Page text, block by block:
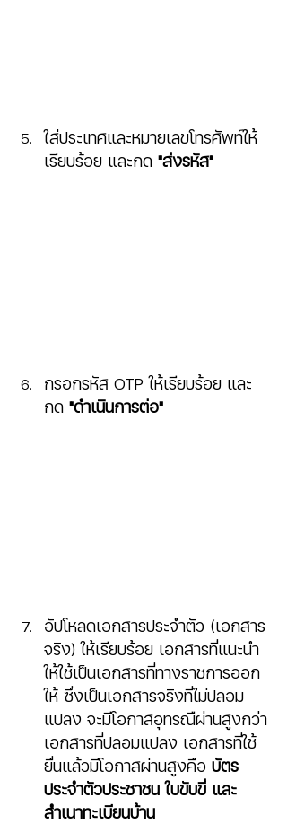
ใส่ประเทศและหมายเลขโทรศัพท์ให้
เรียบร้อย และกด "ส่งรหัส"
กรอกรหัส OTP ให้เรียบร้อย และ
กด "ดำเนินการต่อ"
อัปโหลดเอกสารประจำตัว (เอกสาร
จริง) ให้เรียบร้อย เอกสารที่แนะนำ
ให้ใช้เป็นเอกสารที่ทางราชการออก
ให้ ซึ่งเป็นเอกสารจริงที่ไม่ปลอม
แปลง จะมีโอกาสอุทรณืผ่านสูงกว่า
เอกสารที่ปลอมแปลง เอกสารที่ใช้
ยื่นแล้วมีโอกาสผ่านสูงคือ บัตร
ประจำตัวประชาชน ใบขับขี่ และ
สำเนาทะเบียนบ้าน